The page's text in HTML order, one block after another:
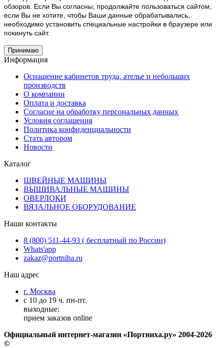
обзоров. Если Вы согласны, продолжайте пользоваться сайтом,
если Вы не хотите, чтобы Ваши данные обрабатывались,
необходимо установить специальные настройки в браузере или
покинуть сайт.
Принимаю
Информация
Оснащение кабинетов труда, ателье и небольших
производств
О компании
Оплата и доставка
Согласие на обработку персональных данных
Условия соглашения
Политика конфиденциальности
Стать автором
Новости
Каталог
ШВЕЙНЫЕ МАШИНЫ
ВЫШИВАЛЬНЫЕ МАШИНЫ
ОВЕРЛОКИ
ВЯЗАЛЬНОЕ ОБОРУДОВАНИЕ
Наши контакты
8 (800) 511-44-93 ( бесплатный по России)
Whats'app
zakaz@portniha.ru
Наш адрес
г. Москва
с 10 до 19 ч. пн-пт.
выходные:
прием заказов online
Официальный интернет-магазин «Портниха.ру» 2004-2026
©